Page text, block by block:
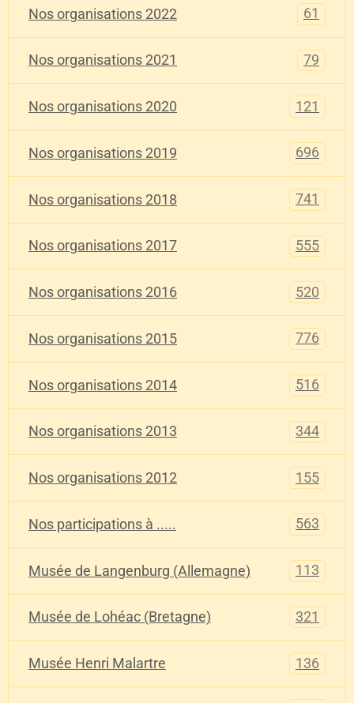
Nos organisations 2022 61
Nos organisations 2021 79
Nos organisations 2020 121
Nos organisations 2019 696
Nos organisations 2018 741
Nos organisations 2017 555
Nos organisations 2016 520
Nos organisations 2015 776
Nos organisations 2014 516
Nos organisations 2013 344
Nos organisations 2012 155
Nos participations à ..... 563
Musée de Langenburg (Allemagne) 113
Musée de Lohéac (Bretagne) 321
Musée Henri Malartre 136